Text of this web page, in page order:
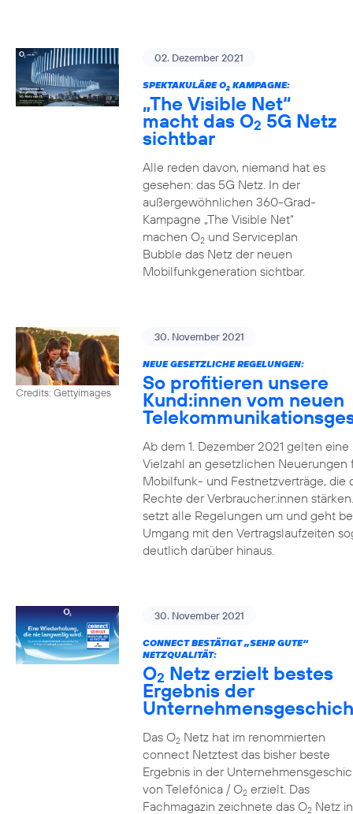
02. Dezember 2021
SPEKTAKULÄRE O2KAMPAGNE:
„The Visible Net“
macht das O2 5G Netz
sichtbar
Alle reden davon, niemand hat es
gesehen: das 5G Netz. In der
außergewöhnlichen 360-Grad-
Kampagne „The Visible Net“
machen O2und Serviceplan
Bubble das Netz der neuen
Mobilfunkgeneration sichtbar.
Credits: Gettyimages
30. November 2021
NEUE GESETZLICHE REGELUNGEN:
So profitieren unsere
Kund:innen vom neuen
Ab dem 1. Dezember 2021 gelten eine
Vielzahl an gesetzlichen Neuerungen
Mobilfunk- und Festnetzverträge, die
Rechte der Verbraucher:innen
setzt alle Regelungen um und geht
Umgang mit den Vertragslaufzeiten
deutlich darüber hinaus.
30. November 2021
CONNECT BESTÄTIGT „SEHR GUTE“
NETZQUALITÄT:
O2 Netz erzielt bestes
Ergebnis der
Das O2Netz hat im renommierten
connect Netztest das bisher beste
Ergebnis in der
von Telefónica / O2erzielt. Das
Fachmagazin zeichnete das O2Netz in